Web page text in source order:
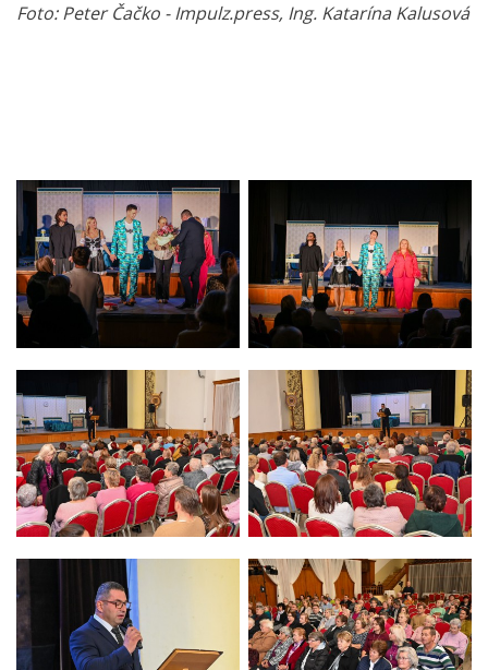
Foto: Peter Čačko - Impulz.press, Ing. Katarína Kalusová